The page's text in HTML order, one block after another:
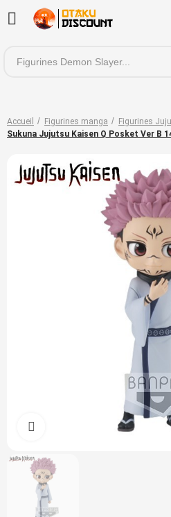
Accueil Figurines manga
Figurines
Sukuna Jujutsu Kaisen Q Posket Ver B
Cliquez pour agrandir